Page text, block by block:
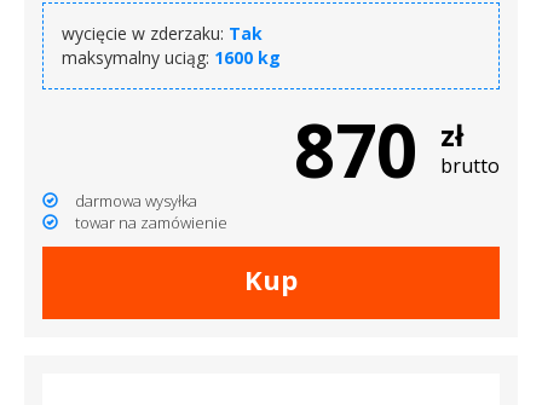
wycięcie w zderzaku: Tak
maksymalny uciąg: 1600 kg
870 zł
brutto
darmowa wysyłka
towar na zamówienie
Kup